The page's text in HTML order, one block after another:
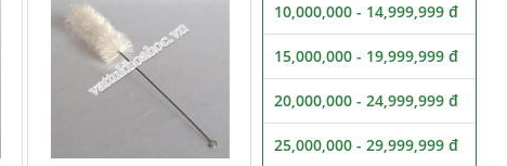
10,000,000 - 14,999,999 đ
15,000,000 - 19,999,999 đ
20,000,000 - 24,999,999 đ
25,000,000 - 29,999,999 đ